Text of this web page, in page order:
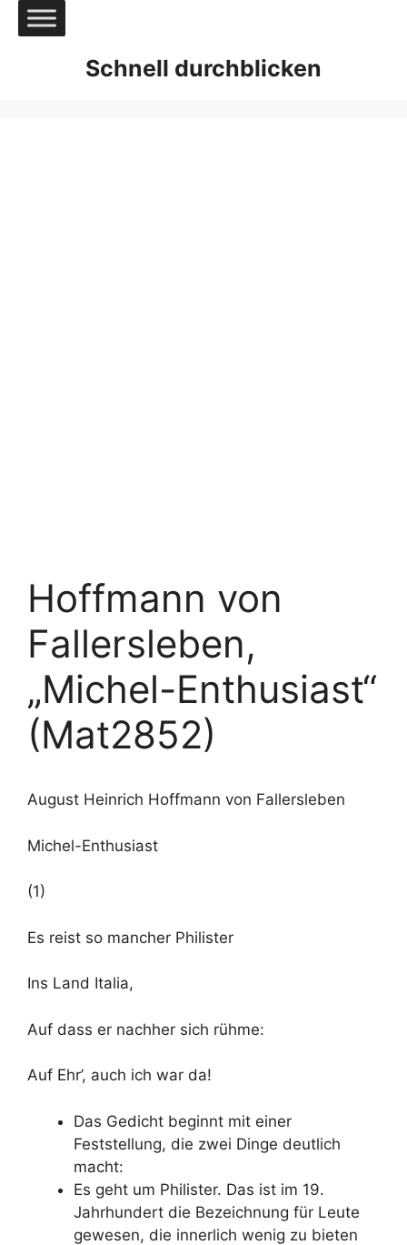
Zum
Inhalt
Schnell durchblicken
Hoffmann von
Fallersleben,
„Michel-Enthusiast“
(Mat2852)
August Heinrich Hoffmann von Fallersleben
Michel-Enthusiast
(1)
Es reist so mancher Philister
Ins Land Italia,
Auf dass er nachher sich rühme:
Auf Ehr’, auch ich war da!
Das Gedicht beginnt mit einer
Feststellung, die zwei Dinge deutlich
macht:
Es geht um Philister. Das ist im 19.
Jahrhundert die Bezeichnung für Leute
gewesen, die innerlich wenig zu bieten